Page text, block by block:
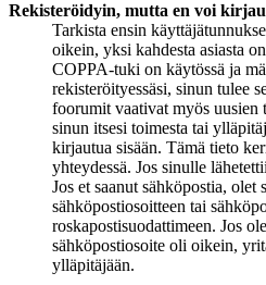
Rekisteröidyin, mutta en voi
Tarkista ensin
oikein, yksi kahdesta asiasta
COPPA-tuki on käytössä ja
rekisteröityessäsi, sinun tulee
foorumit vaativat myös
sinun itsesi toimesta tai
kirjautua sisään. Tämä tieto
yhteydessä. Jos sinulle
Jos et saanut sähköpostia, olet
sähköpostiosoitteen tai
roskapostisuodattimeen. Jos
sähköpostiosoite oli oikein,
ylläpitäjään.